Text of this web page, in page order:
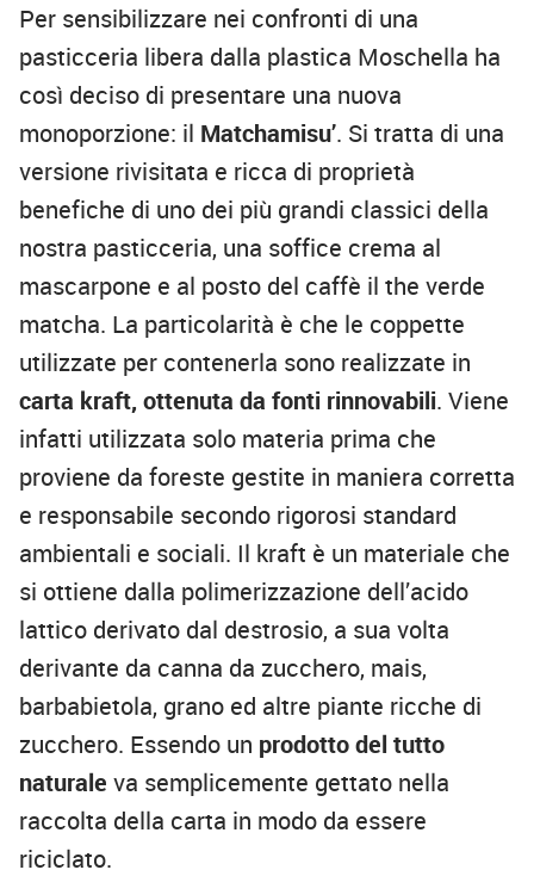
Per sensibilizzare nei confronti di una
pasticceria libera dalla plastica Moschella ha
così deciso di presentare una nuova
monoporzione: il Matchamisu’. Si tratta di una
versione rivisitata e ricca di proprietà
benefiche di uno dei più grandi classici della
nostra pasticceria, una soffice crema al
mascarpone e al posto del caffè il the verde
matcha. La particolarità è che le coppette
utilizzate per contenerla sono realizzate in
carta kraft, ottenuta da fonti rinnovabili. Viene
infatti utilizzata solo materia prima che
proviene da foreste gestite in maniera corretta
e responsabile secondo rigorosi standard
ambientali e sociali. Il kraft è un materiale che
si ottiene dalla polimerizzazione dell’acido
lattico derivato dal destrosio, a sua volta
derivante da canna da zucchero, mais,
barbabietola, grano ed altre piante ricche di
zucchero. Essendo un prodotto del tutto
naturale va semplicemente gettato nella
raccolta della carta in modo da essere
riciclato.